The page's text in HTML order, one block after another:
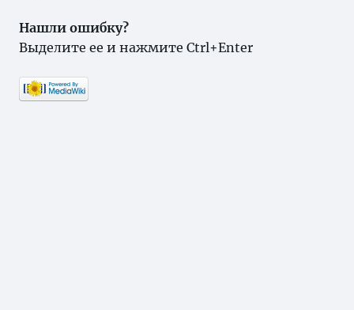
Нашли ошибку?
Выделите ее и нажмите Ctrl+Enter